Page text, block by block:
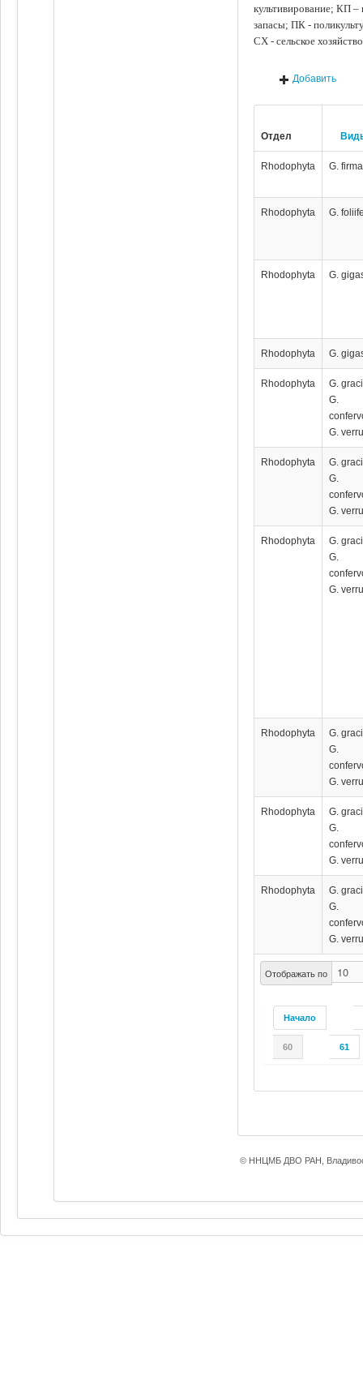
культивирование; КП
запасы; ПК -
СХ - сельское
Добавить
Отдел
Отображать по
Начало
60 61
Rhodophyta G. firma
Rhodophyta G.
Rhodophyta G.
Rhodophyta G.
Rhodophyta
G.
G.
G.
Rhodophyta
G.
G.
G.
Rhodophyta
G.
G.
G.
Rhodophyta
G.
G.
G.
Rhodophyta
G.
G.
G.
Rhodophyta
G.
G.
G.
© ННЦМБ ДВО РАН,